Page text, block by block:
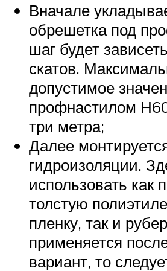
Вначале
обрешетка под
шаг будет
скатов.
допустимое
профнастилом
три метра;
Далее
гидроизоляции.
использовать как
толстую
пленку, так и
применяется
вариант, то